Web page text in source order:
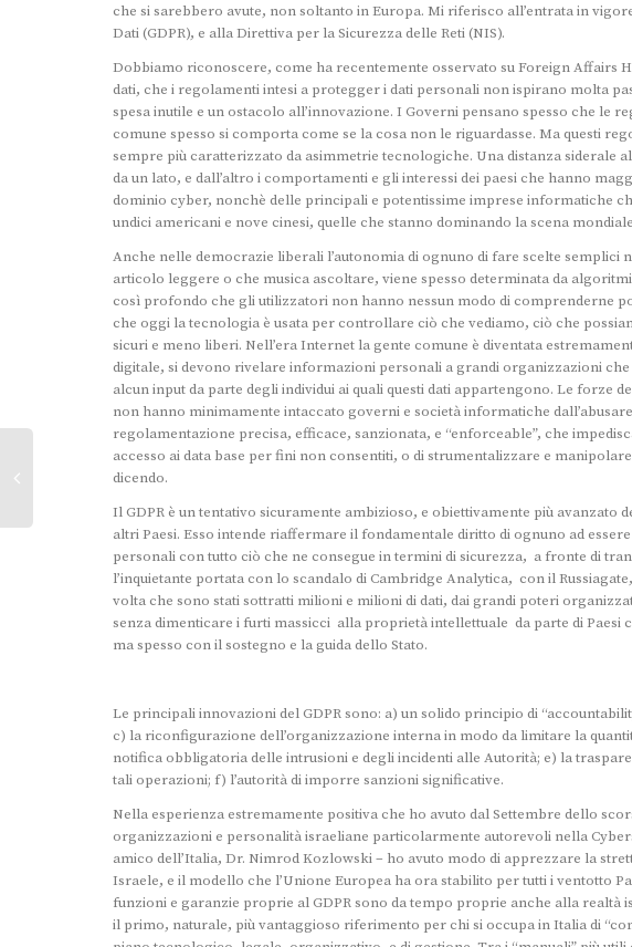
che si sarebbero avute, non soltanto in Europa. Mi riferisco all’entrata in
Dati (GDPR), e alla Direttiva per la Sicurezza delle Reti (NIS).
Dobbiamo riconoscere, come ha recentemente osservato su Foreign Affairs
dati, che i regolamenti intesi a protegger i dati personali non ispirano molta
spesa inutile e un ostacolo all’innovazione. I Governi pensano spesso che le
comune spesso si comporta come se la cosa non le riguardasse. Ma questi
sempre più caratterizzato da asimmetrie tecnologiche. Una distanza siderale
da un lato, e dall’altro i comportamenti e gli interessi dei paesi che hanno
dominio cyber, nonchè delle principali e potentissime imprese informatiche
undici americani e nove cinesi, quelle che stanno dominando la scena
Anche nelle democrazie liberali l’autonomia di ognuno di fare scelte semplici
articolo leggere o che musica ascoltare, viene spesso determinata da
così profondo che gli utilizzatori non hanno nessun modo di comprenderne
che oggi la tecnologia è usata per controllare ciò che vediamo, ciò che
sicuri e meno liberi. Nell’era Internet la gente comune è diventata
digitale, si devono rivelare informazioni personali a grandi organizzazioni
alcun input da parte degli individui ai quali questi dati appartengono. Le forze
non hanno minimamente intaccato governi e società informatiche
regolamentazione precisa, efficace, sanzionata, e “enforceable”, che
accesso ai data base per fini non consentiti, o di strumentalizzare e
dicendo.
Il GDPR è un tentativo sicuramente ambizioso, e obiettivamente più avanzato
altri Paesi. Esso intende riaffermare il fondamentale diritto di ognuno ad
personali con tutto ciò che ne consegue in termini di sicurezza, a fronte di
l’inquietante portata con lo scandalo di Cambridge Analytica, con il
volta che sono stati sottratti milioni e milioni di dati, dai grandi poteri
senza dimenticare i furti massicci alla proprietà intellettuale da parte di Paesi
ma spesso con il sostegno e la guida dello Stato.
Le principali innovazioni del GDPR sono: a) un solido principio di
c) la riconfigurazione dell’organizzazione interna in modo da limitare la
notifica obbligatoria delle intrusioni e degli incidenti alle Autorità; e) la
tali operazioni; f) l’autorità di imporre sanzioni significative.
Nella esperienza estremamente positiva che ho avuto dal Settembre dello
organizzazioni e personalità israeliane particolarmente autorevoli nella
amico dell’Italia, Dr. Nimrod Kozlowski – ho avuto modo di apprezzare la
Israele, e il modello che l’Unione Europea ha ora stabilito per tutti i ventotto
funzioni e garanzie proprie al GDPR sono da tempo proprie anche alla realtà
il primo, naturale, più vantaggioso riferimento per chi si occupa in Italia di